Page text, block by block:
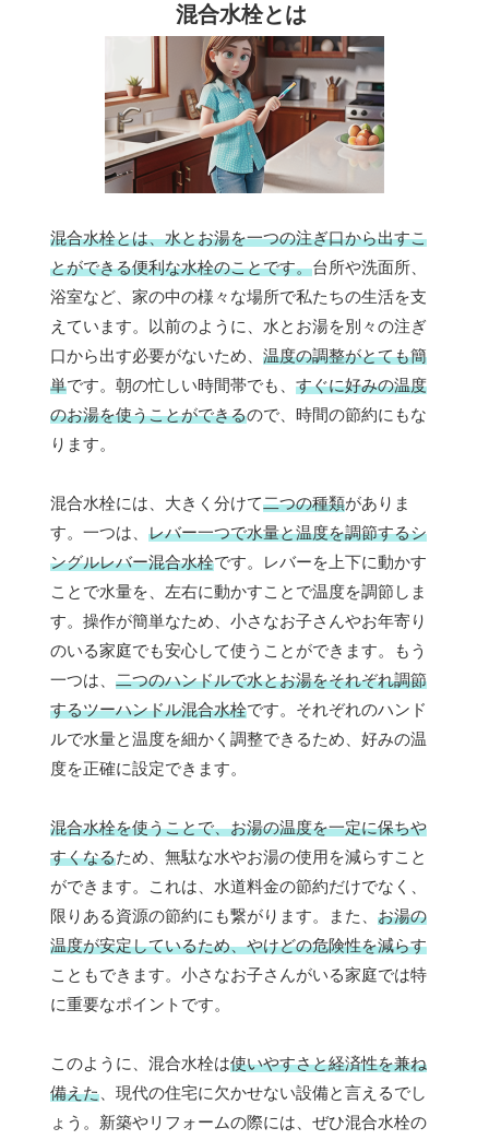
混合水栓とは
混合水栓とは、水とお湯を一つの注ぎ口から出すこ
とができる便利な水栓のことです。台所や洗面所、
浴室など、家の中の様々な場所で私たちの生活を支
えています。以前のように、水とお湯を別々の注ぎ
口から出す必要がないため、 温度の調整がとても簡
単です。朝の忙しい時間帯でも、 すぐに好みの温度
のお湯を使うことができるので、時間の節約にもな
ります。
混合水栓には、大きく分けて二つの種類がありま
す。一つは、 レバー一つで水量と温度を調節するシ
ングルレバー混合水栓です。レバーを上下に動かす
ことで水量を、左右に動かすことで温度を調節しま
す。操作が簡単なため、小さなお子さんやお年寄り
のいる家庭でも安心して使うことができます。もう
一つは、 二つのハンドルで水とお湯をそれぞれ調節
するツーハンドル混合水栓です。それぞれのハンド
ルで水量と温度を細かく調整できるため、好みの温
度を正確に設定できます。
混合水栓を使うことで、お湯の温度を一定に保ちや
すくなるため、無駄な水やお湯の使用を減らすこと
ができます。これは、水道料金の節約だけでなく、
限りある資源の節約にも繋がります。また、 お湯の
温度が安定しているため、やけどの危険性を減らす
こともできます。小さなお子さんがいる家庭では特
に重要なポイントです。
このように、混合水栓は使いやすさと経済性を兼ね
備えた 、現代の住宅に欠かせない設備と言えるでし
ょう。新築やリフォームの際には、ぜひ混合水栓の